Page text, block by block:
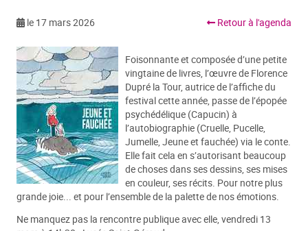
le 17 mars 2026 Retour à l'agenda
Foisonnante et composée d’une petite
vingtaine de livres, l’œuvre de Florence
Dupré la Tour, autrice de l’affiche du
festival cette année, passe de l’épopée
psychédélique (Capucin) à
l’autobiographie (Cruelle, Pucelle,
Jumelle, Jeune et fauchée) via le conte.
Elle fait cela en s’autorisant beaucoup
de choses dans ses dessins, ses mises
en couleur, ses récits. Pour notre plus
grande joie... et pour l’ensemble de la palette de nos émotions.
Ne manquez pas la rencontre publique avec elle, vendredi 13